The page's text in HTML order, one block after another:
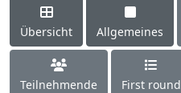
Übersicht Allgemeines
Teilnehmende First round